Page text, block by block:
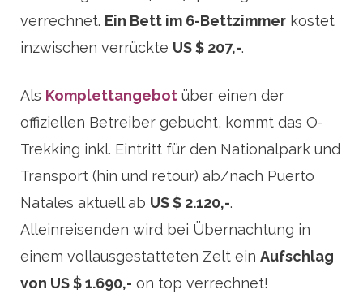
verrechnet. Ein Bett im 6-Bettzimmer kostet
inzwischen verrückte US $ 207,-.
Als Komplettangebot über einen der
offiziellen Betreiber gebucht, kommt das O-
Trekking inkl. Eintritt für den Nationalpark und
Transport (hin und retour) ab/nach Puerto
Natales aktuell ab US $ 2.120,-.
Alleinreisenden wird bei Übernachtung in
einem vollausgestatteten Zelt ein Aufschlag
von US $ 1.690,- on top verrechnet!